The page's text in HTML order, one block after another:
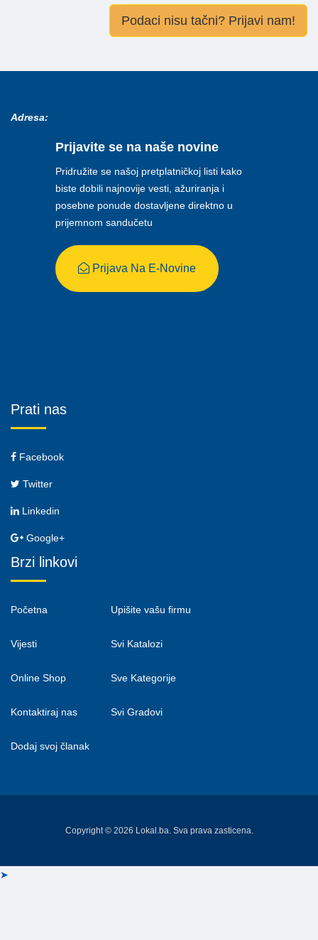
Podaci nisu tačni? Prijavi nam!
Adresa:
Prijavite se na naše novine
Pridružite se našoj pretplatničkoj listi kako
biste dobili najnovije vesti, ažuriranja i
posebne ponude dostavljene direktno u
prijemnom sandučetu
Prijava Na E-Novine
Prati nas
Facebook
Twitter
Linkedin
Google+
Brzi linkovi
Početna
Vijesti
Online Shop
Kontaktiraj nas
Dodaj svoj članak
Upišite vašu firmu
Svi Katalozi
Sve Kategorije
Svi Gradovi
Copyright © 2026 Lokal.ba. Sva prava zasticena.
➤